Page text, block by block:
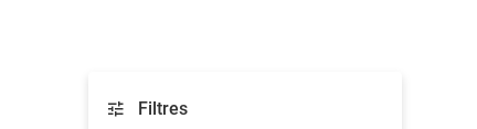
Filtres